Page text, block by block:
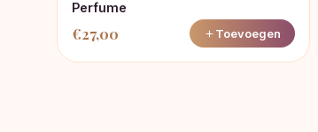
Perfume
€27,00 Toevoegen